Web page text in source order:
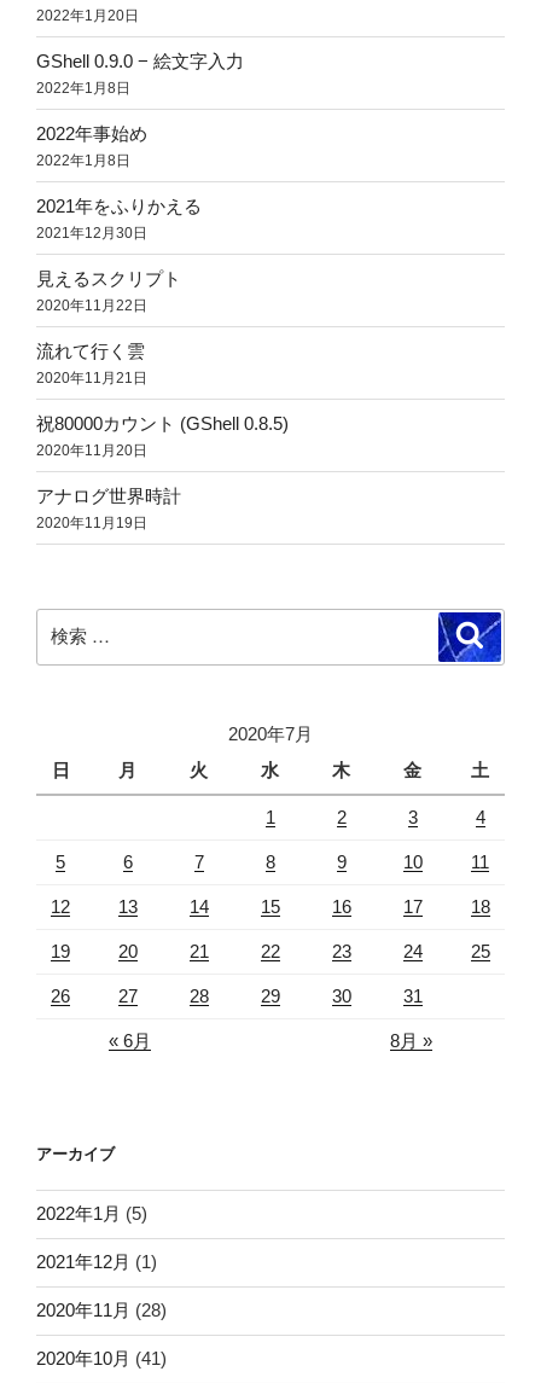
2022年1月20日
GShell 0.9.0 − 絵文字入力
2022年1月8日
2022年事始め
2022年1月8日
2021年をふりかえる
2021年12月30日
見えるスクリプト
2020年11月22日
流れて行く雲
2020年11月21日
祝80000カウント (GShell 0.8.5)
2020年11月20日
アナログ世界時計
2020年11月19日
索:
検
索
2020年7月
日
月 火 水 木 金 土
1 2 3 4
5 6 7 8 9 10 11
12 13 14 15 16 17 18
19 20 21 22 23 24 25
26 27 28 29 30 31
« 6月 8月 »
アーカイブ
2022年1月 (5)
2021年12月 (1)
2020年11月 (28)
2020年10月 (41)